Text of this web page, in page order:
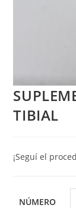
TIBIAL
¡Seguí el
NÚMERO